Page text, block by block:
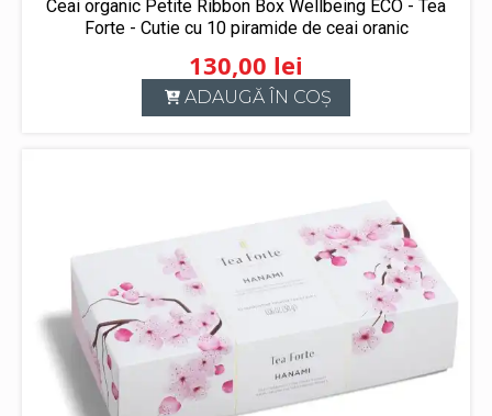
Ceai organic Petite Ribbon Box Wellbeing ECO - Tea
Forte - Cutie cu 10 piramide de ceai oranic
130,00 lei
ADAUGĂ ÎN COȘ